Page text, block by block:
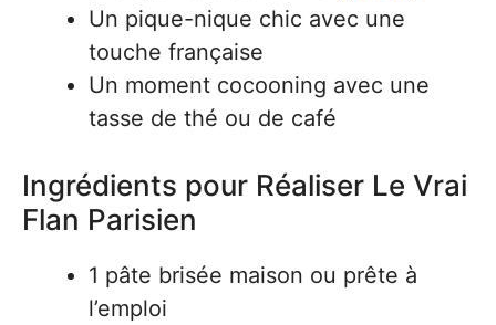
Un pique-nique chic avec une
touche française
Un moment cocooning avec une
tasse de thé ou de café
Ingrédients pour Réaliser Le Vrai
Flan Parisien
1 pâte brisée maison ou prête à
l’emploi